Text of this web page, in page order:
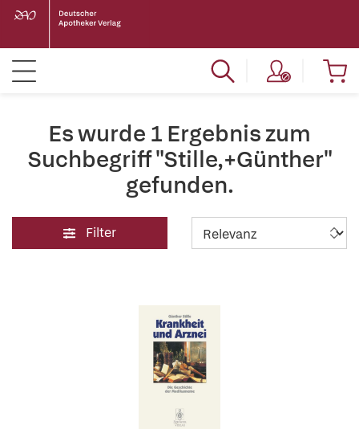
Es wurde 1 Ergebnis zum
Suchbegriff "Stille,+Günther"
gefunden.
Filter